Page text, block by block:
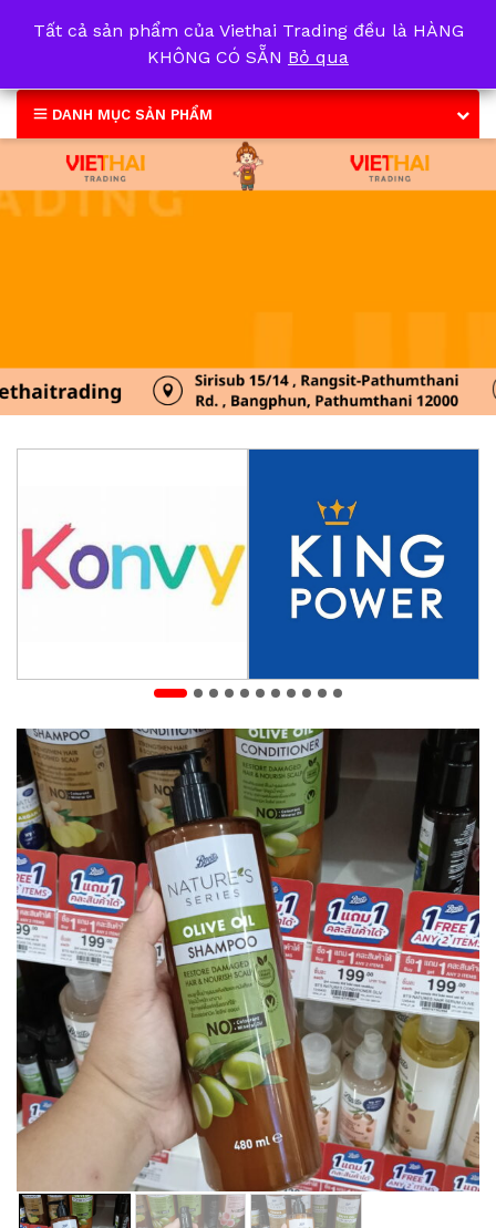
DANH MỤC SẢN PHẨM
Tất cả sản phẩm của Viethai Trading đều là HÀNG
KHÔNG CÓ SẴN Bỏ qua